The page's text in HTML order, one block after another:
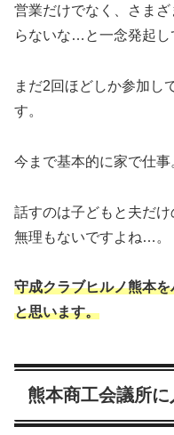
営業だけでなく、さま
らないな…と一念発起し
まだ2回ほどしか参加
す。
今まで基本的に家で仕事
話すのは子どもと夫だ
無理もないですよね…。
守成クラブヒルノ熊本
と思います。
熊本商工会議所に